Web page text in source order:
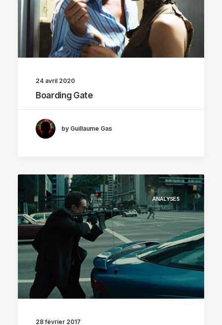
24 avril 2020
Boarding Gate
by Guillaume Gas
ANALYSES
28 février 2017